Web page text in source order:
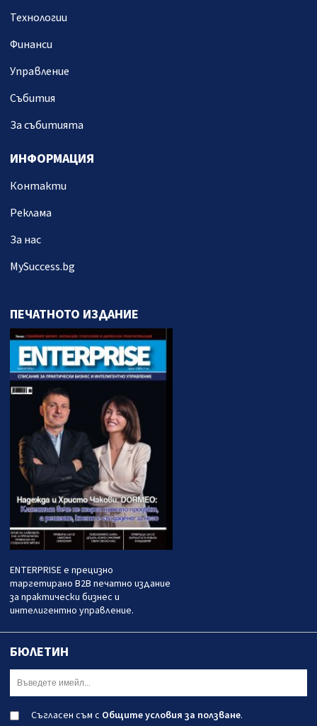
Технологии
Финанси
Управление
Събития
За събитията
ИНФОРМАЦИЯ
Контакти
Реклама
За нас
MySuccess.bg
ПЕЧАТНОТО ИЗДАНИЕ
ENTERPRISE е прецизно
таргетирано B2B печатно издание
за практически бизнес и
интелигентно управление.
БЮЛЕТИН
Съгласен съм с Общите условия за ползване.